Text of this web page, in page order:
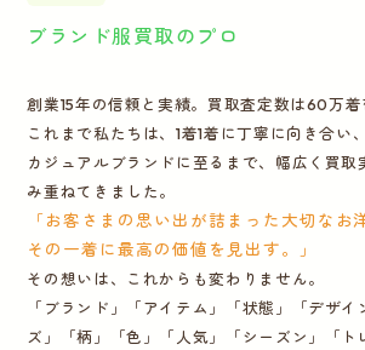
ブランド服買取のプロ
創業15年の信頼と実績。買取査定数は60万着
これまで私たちは、1着1着に丁寧に向き合い
カジュアルブランドに至るまで、幅広く買取
み重ねてきました。
「お客さまの思い出が詰まった大切なお
その一着に最高の価値を見出す。」
その想いは、これからも変わりません。
「ブランド」「アイテム」「状態」「デザイ
ズ」「柄」「色」「人気」「シーズン」「ト